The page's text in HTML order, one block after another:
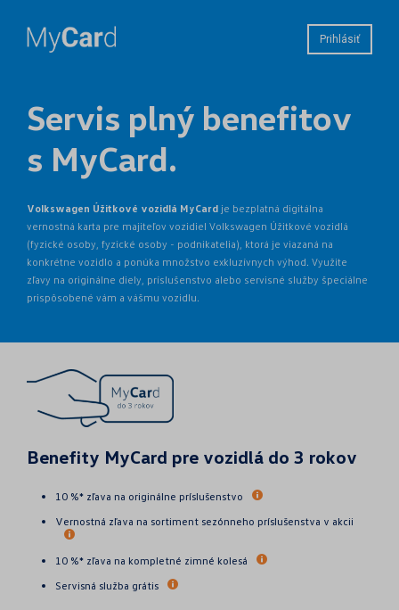
Prihlásiť
Servis plný benefitov
s MyCard.
Volkswagen Úžitkové vozidlá MyCard je bezplatná digitálna
vernostná karta pre majiteľov vozidiel Volkswagen Úžitkové vozidlá
(fyzické osoby, fyzické osoby - podnikatelia), ktorá je viazaná na
konkrétne vozidlo a ponúka množstvo exkluzívnych výhod. Využite
zľavy na originálne diely, príslušenstvo alebo servisné služby špeciálne
prispôsobené vám a vášmu vozidlu.
Benefity MyCard pre vozidlá do 3 rokov
10 %* zľava na originálne príslušenstvo
Vernostná zľava na sortiment sezónneho príslušenstva v akcii
10 %* zľava na kompletné zimné kolesá
Servisná služba grátis